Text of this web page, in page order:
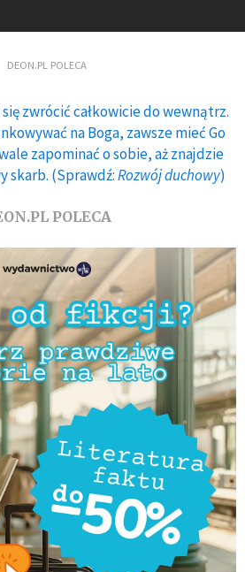
DEON.PL POLECA
zwrócić całkowicie do wewnątrz.
na Boga, zawsze mieć Go
zapominać o sobie, aż znajdzie
skarb. (Sprawdź:Rozwój duchowy)
POLECA